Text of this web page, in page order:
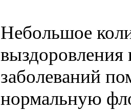
Небольшое
заболеваний
нормальную